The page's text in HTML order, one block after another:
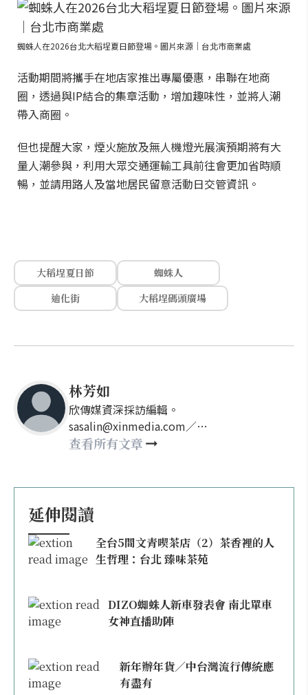
蜘蛛人在2026台北大稻埕夏日節登場。圖片來源｜台北市商業處
活動期間將攜手在地店家推出專屬優惠，串聯在地商
圈，透過與IP結合的集章活動，增加趣味性，並將人潮
帶入商圈。
但也提醒大家，煙火施放及無人機燈光展演預期將有大
量人潮參與，利用大眾交通運輸工具前往會更加省時順
暢，並請用路人及當地居民留意活動日交管資訊。
大稻埕夏日節
蜘蛛人
迪化街
大稻埕碼頭廣場
林芳如
欣傳媒資深採訪編輯。
sasalin@xinmedia.com／
happy21917@gmail.com
查看所有文章
延伸閱讀
全台5間文青喫茶店（2）茶香裡的人
生哲理：台北 臻味茶苑
DIZO蜘蛛人新車發表會 南北單車
女神直播助陣
新年辦年貨／中台灣流行傳統應
有盡有